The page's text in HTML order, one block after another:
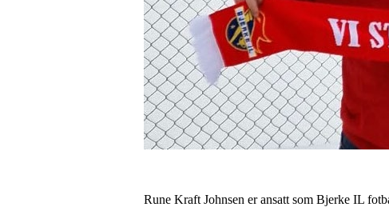
Rune Kraft Johnsen er ansatt som Bjerke IL